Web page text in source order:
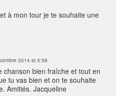
à mon tour je te souhaite une
2014 at 5:58
chanson bien fraîche et tout en
tu vas bien et on te souhaite
Amitiés. Jacqueline